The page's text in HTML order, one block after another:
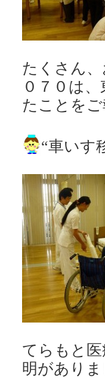
たくさん
０７０は
たことをご
“車いす
てらもと
明がありま